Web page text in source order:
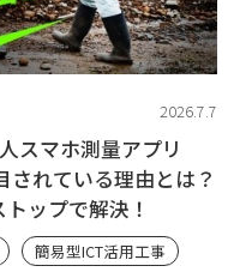
2026.7.7
スマホ測量アプリ
されている理由とは？
ップで解決！
簡易型ICT活用工事